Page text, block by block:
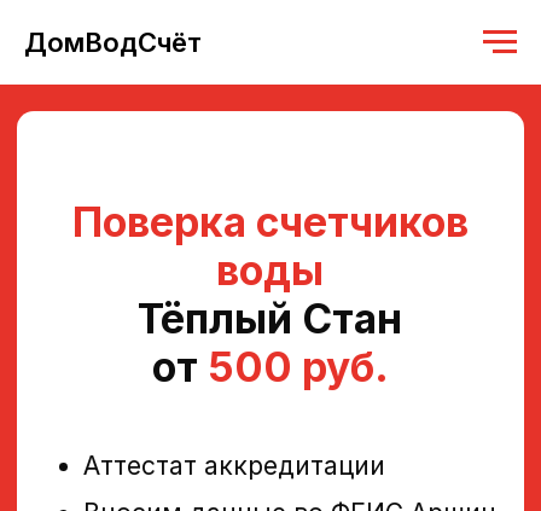
ДомВодСчёт
Тёплый Стан
500 руб.
Вносим данные во ФГИС Аршин
Аттестат аккредитации